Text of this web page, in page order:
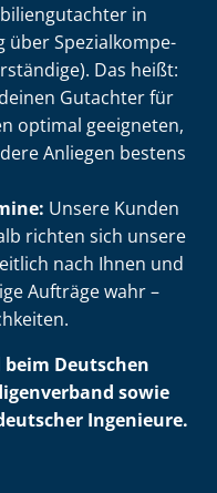
in
über Spe­zi­al­kom­pe­
Das heißt:
Gutachter für
optimal geeigneten,
Anliegen bestens
Unsere Kunden
richten sich unsere
nach Ihnen und
Aufträge wahr –
Deutschen
sowie
Ingenieure.